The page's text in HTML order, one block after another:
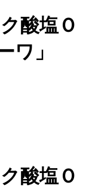
酸塩Ｏ
ワ」
酸塩Ｏ